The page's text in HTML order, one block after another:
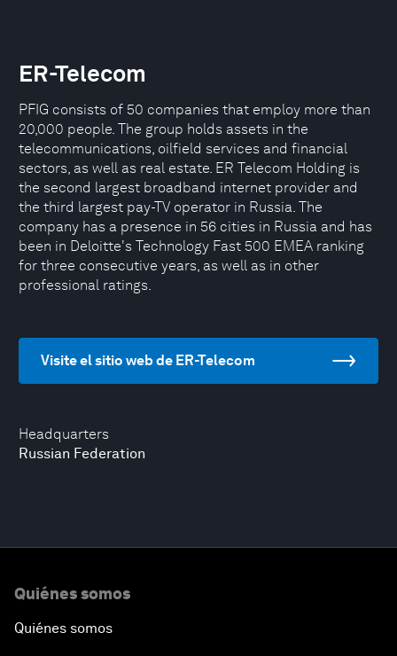
Headquarters
Russian Federation
ER-Telecom
PFIG consists of 50 companies that employ more than
20,000 people. The group holds assets in the
telecommunications, oilfield services and financial
sectors, as well as real estate. ER Telecom Holding is
the second largest broadband internet provider and
the third largest pay-TV operator in Russia. The
company has a presence in 56 cities in Russia and has
been in Deloitte's Technology Fast 500 EMEA ranking
for three consecutive years, as well as in other
professional ratings.
Visite el sitio web de ER-Telecom
Quiénes somos
Quiénes somos